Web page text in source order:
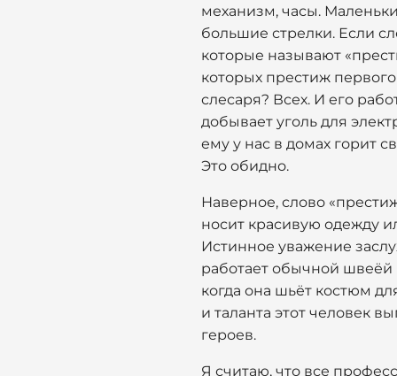
механизм, часы.
большие стрелки. Если
которые называют
которых престиж
слесаря? Всех. И его
добывает уголь для
ему у нас в домах горит
Это обидно.
Наверное, слово
носит красивую одежду
Истинное уважение
работает обычной
когда она шьёт костюм
и таланта этот человек
героев.
Я считаю, что все